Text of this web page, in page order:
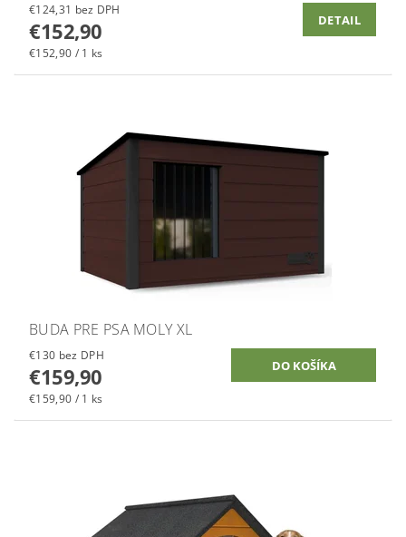
€124,31 bez DPH
€152,90
€152,90 / 1 ks
DETAIL
BUDA PRE PSA MOLY XL
€130 bez DPH
€159,90
€159,90 / 1 ks